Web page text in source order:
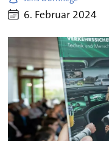
6. Februar 2024